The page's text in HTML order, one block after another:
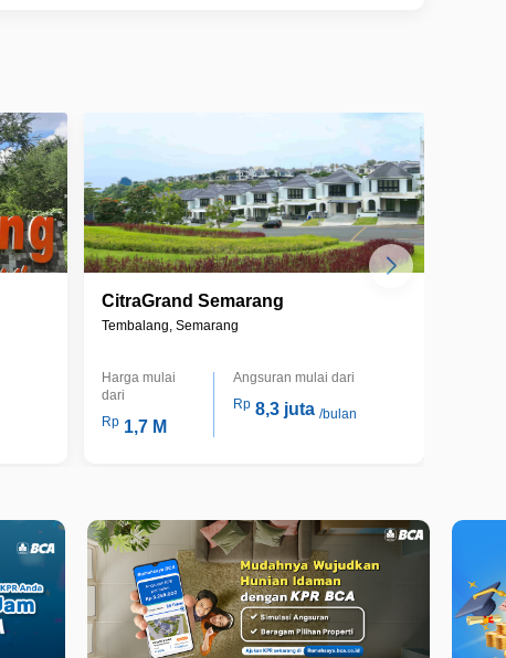
CitraGrand Semarang
Tembalang, Semarang
Harga mulai
dari
Rp 1,7 M
Angsuran mulai dari
Rp 8,3 juta /bulan